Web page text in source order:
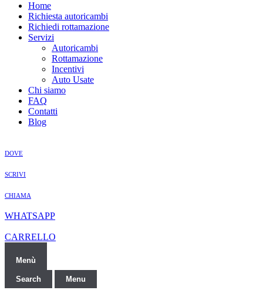
Home
Richiesta autoricambi
Richiedi rottamazione
Servizi
Autoricambi
Rottamazione
Incentivi
Auto Usate
Chi siamo
FAQ
Contatti
Blog
DOVE
SCRIVI
CHIAMA
WHATSAPP
CARRELLO
Menù
Search Menu